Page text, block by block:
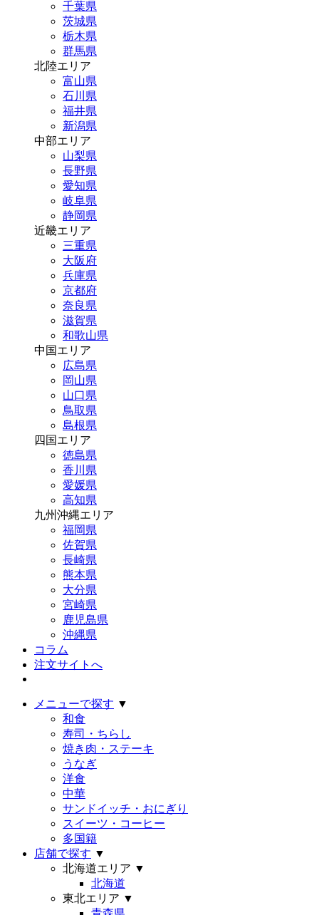
千葉県
茨城県
栃木県
群馬県
北陸エリア
富山県
石川県
福井県
新潟県
中部エリア
山梨県
長野県
愛知県
岐阜県
静岡県
近畿エリア
三重県
大阪府
兵庫県
京都府
奈良県
滋賀県
和歌山県
中国エリア
広島県
岡山県
山口県
鳥取県
島根県
四国エリア
徳島県
香川県
愛媛県
高知県
九州沖縄エリア
福岡県
佐賀県
長崎県
熊本県
大分県
宮崎県
鹿児島県
沖縄県
コラム
注文サイトへ
メニューで探す ▼
和食
寿司・ちらし
焼き肉・ステーキ
うなぎ
洋食
中華
サンドイッチ・おにぎり
スイーツ・コーヒー
多国籍
店舗で探す ▼
北海道エリア ▼
北海道
東北エリア ▼